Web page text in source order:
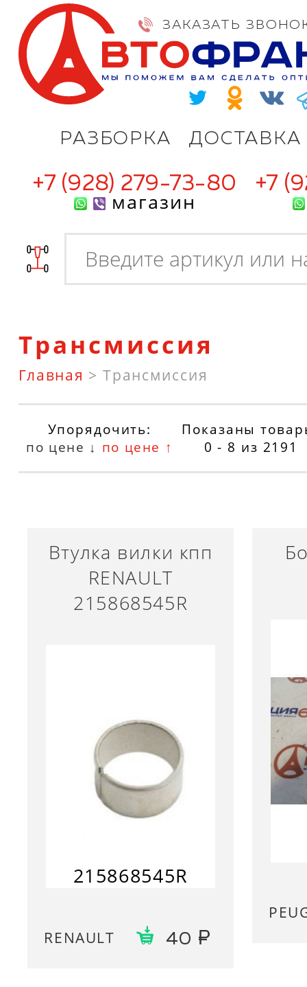
РАЗБОРКА ДОСТАВКА
ЗАКАЗАТЬ
+7 (928) 279-73-80
магазин
+7
Трансмиссия
Главная > Трансмиссия
Упорядочить:
по цене ↓ по цене ↑
Показаны
0 - 8 из 2191
Втулка вилки кпп
RENAULT
215868545R
215868545R
RENAULT 40